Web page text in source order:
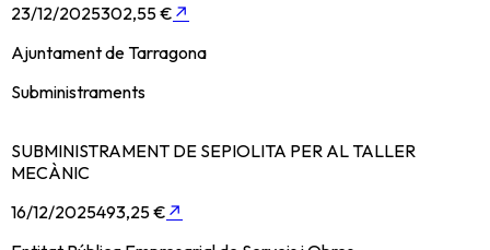
23/12/2025302,55 € ↗
Ajuntament de Tarragona
Subministraments
SUBMINISTRAMENT DE SEPIOLITA PER AL TALLER
MECÀNIC
16/12/2025493,25 € ↗